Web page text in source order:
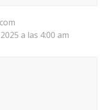
a las 4:00 am